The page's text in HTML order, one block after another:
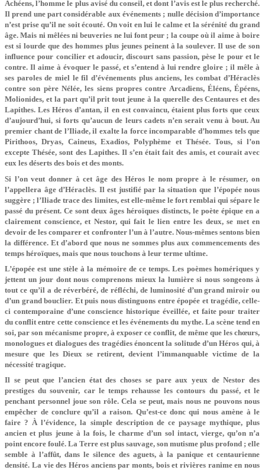
Achéens, l’homme le plus avisé du conseil, et dont l’avis est le plus recherché.
Il prend une part considérable aux événements ; nulle décision d’importance
n’est prise qu’il ne soit écouté. On voit en lui le calme et la sérénité du grand
âge. Mais ni mêlées ni beuveries ne lui font peur ; la coupe où il aime à boire
est si lourde que des hommes plus jeunes peinent à la soulever. Il use de son
influence pour concilier et adoucir, discourt sans passion, pèse le pour et le
contre. Il aime à évoquer le passé, et s’entend à lui rendre gloire ; il mêle à
ses paroles de miel le fil d’événements plus anciens, les combat d’Héraclès
contre son père Nélée, les siens propres contre Arcadiens, Éléens, Épéens,
Molionides, et la part qu’il prit tout jeune à la querelle des Centaures et des
Lapithes. Les Héros d’antan, il en est convaincu, étaient plus forts que ceux
d’aujourd’hui, si forts qu’aucun de leurs cadets n’en serait venu à bout. Au
premier chant de l’Iliade, il exalte la force incomparable d’hommes tels que
Pirithoos, Dryas, Caineus, Exadios, Polyphème et Thésée. Tous, si l’on
excepte Thésée, sont des Lapithes. Il s’en était fait des amis, et courait avec
eux les déserts des bois et des monts.
Si l’on veut donner à cet âge des Héros le nom propre à le résumer, on
l’appellera âge d’Héraclès. Il est justifié par la situation que l’épopée nous
suggère ; l’Iliade trace des limites, est elle-même le fort remblai qui sépare le
passé du présent. Ce sont deux âges héroïques distincts, le poète épique en a
clairement conscience, et Nestor, qui fait le lien entre les deux, se met en
devoir de les comparer et confronter l’un à l’autre. Nous-mêmes sentons bien
la différence. Et d’abord que nous ne sommes plus aux commencements des
temps héroïques, mais que nous touchons à leur terme ultime.
L’épopée est une stèle à la mémoire de ce temps. Les poèmes homériques y
jettent un jour dont nous comprenons mieux la lumière si nous songeons à
tout ce qu’il a de réverbéré, de réfléchi, de luminosité d’un grand miroir ou
d’un grand bouclier. Et puis nous distinguons entre épopée et tragédie, celle-
ci contemporaine d’une conscience historique éveillée, et faite pour traiter
du conflit entre cette conscience et les événements du mythe. La scène tend en
soi, par son mécanisme propre, à exposer ce conflit, de même que les chœurs,
monologues et dialogues des tragédies énoncent la solitude d’un Héros qui, à
mesure que les Dieux se retirent, devient l’immanquable victime de la
nécessité tragique.
Il se peut que l’ancien état des choses se pare aux yeux de Nestor des
prestiges du souvenir, car le temps rehausse les contours du passé, et le
penchant personnel joue son rôle. Cela se peut, mais nous ne pouvons nous
empêcher de conclure qu’il a raison. Qu’est-ce donc qui nous amène à le
faire ? À l’évidence, la simple description de ce paysage mythique, plus
ancien et plus jeune à la fois, le charme d’un sol intact, vierge, qu’on n’a
point encore foulé. La Terre est plus sauvage, son mutisme plus profond ; elle
semble à l’affût, dans le silence des aguets, à la panique et centaurienne
densité. La vie des Héros anciens par monts, bois et rivières ranime en nous